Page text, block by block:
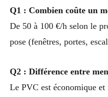
Q1 : Combien coûte un
De 50 à 100 €/h selon le
pose (fenêtres, portes,
Q2 : Différence entre
Le PVC est économique